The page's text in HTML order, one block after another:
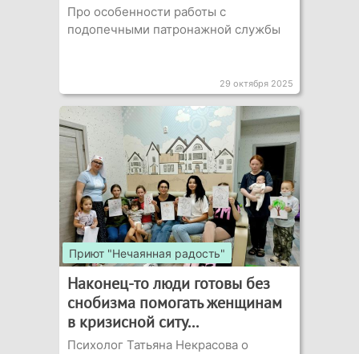
Про особенности работы с
подопечными патронажной службы
29 октября 2025
Приют "Нечаянная радость"
Наконец-то люди готовы без
снобизма помогать женщинам
в кризисной ситу...
Психолог Татьяна Некрасова о